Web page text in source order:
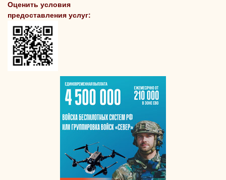
Оценить условия
предоставления услуг: